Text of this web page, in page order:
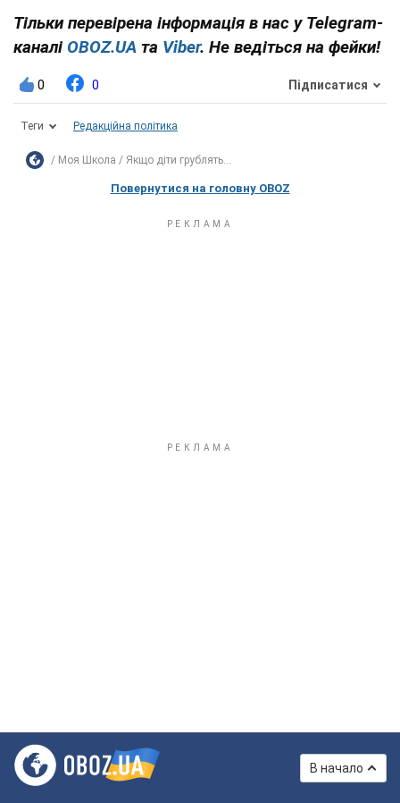
Тільки перевірена інформація в нас у Telegram-
каналі OBOZ.UA та Viber. Не ведіться на фейки!
0 0 Підписатися
Теги Редакційна політика
Моя Школа Якщо діти грублять...
Повернутися на головну OBOZ
В начало